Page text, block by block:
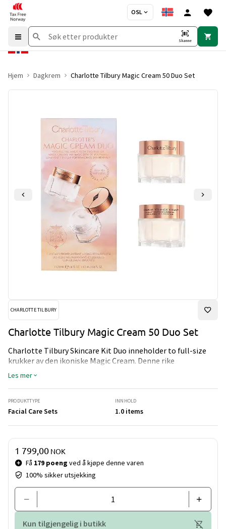
OSL
Skanne
Hjem Dagkrem Charlotte Tilbury Magic Cream 50 Duo Set
CHARLOTTE TILBURY
Charlotte Tilbury Magic Cream 50 Duo Set
Charlotte Tilbury Skincare Kit Duo inneholder to full-size
krukker av den ikoniske Magic Cream. Denne rike
ansiktskremen gir intensiv fukt, pleie og en jevnere hud med
naturlig glød.
Settet inneholder:
2 × Magic Cream – 50 g
Perfekt for daglig bruk eller for å fylle opp med en
Les mer
PRODUKTTYPE
Facial Care Sets
INNHOLD
1.0 items
Pris og mengde
Få 179 poeng ved å kjøpe denne varen
100% sikker utsjekking
1 799,00 NOK
Kun tilgjengelig i butikk